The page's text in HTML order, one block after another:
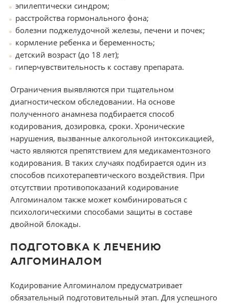
эпилептически синдром;
расстройства гормонального фона;
болезни поджелудочной железы, печени и почек;
кормление ребенка и беременность;
детский возраст (до 18 лет);
гиперчувствительность к составу препарата.
Ограничения выявляются при тщательном
диагностическом обследовании. На основе
полученного анамнеза подбирается способ
кодирования, дозировка, сроки. Хронические
нарушения, вызванные алкогольной интоксикацией,
часто являются препятствием для медикаментозного
кодирования. В таких случаях подбирается один из
способов психотерапевтического воздействия. При
отсутствии противопоказаний кодирование
Алгоминалом также может комбинироваться с
психологическими способами защиты в составе
двойной блокады.
ПОДГОТОВКА К ЛЕЧЕНИЮ
АЛГОМИНАЛОМ
Кодирование Алгоминалом предусматривает
обязательный подготовительный этап. Для успешного